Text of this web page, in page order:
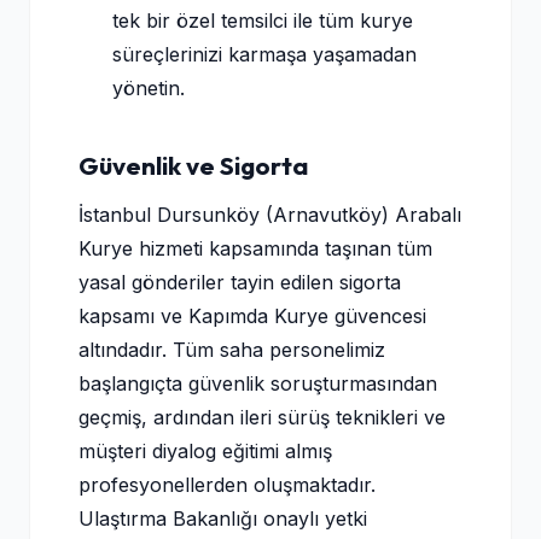
tek bir özel temsilci ile tüm kurye
süreçlerinizi karmaşa yaşamadan
yönetin.
Güvenlik ve Sigorta
İstanbul Dursunköy (Arnavutköy) Arabalı
Kurye hizmeti kapsamında taşınan tüm
yasal gönderiler tayin edilen sigorta
kapsamı ve Kapımda Kurye güvencesi
altındadır. Tüm saha personelimiz
başlangıçta güvenlik soruşturmasından
geçmiş, ardından ileri sürüş teknikleri ve
müşteri diyalog eğitimi almış
profesyonellerden oluşmaktadır.
Ulaştırma Bakanlığı onaylı yetki